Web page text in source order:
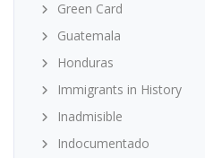
Green Card
Guatemala
Honduras
Immigrants in History
Inadmisible
Indocumentado